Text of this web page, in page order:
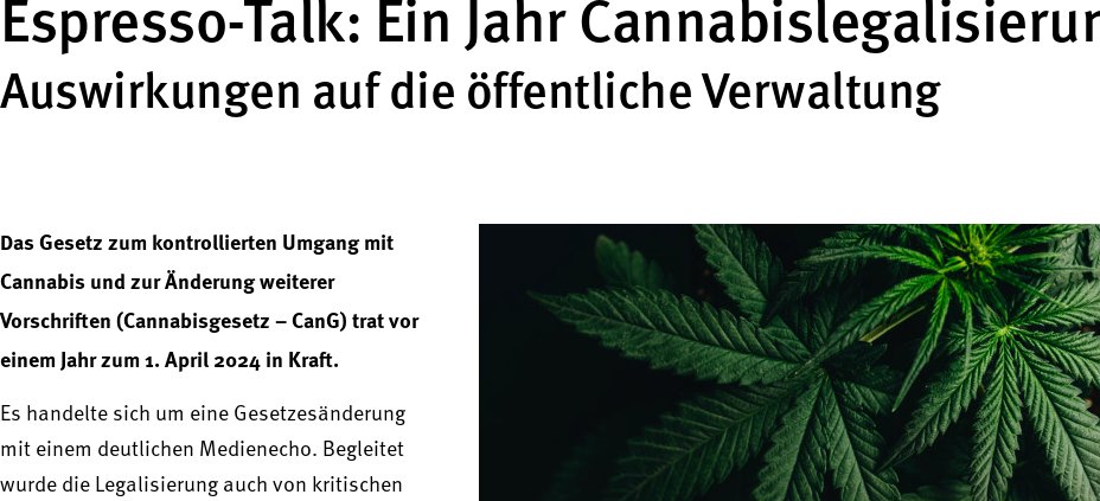
Espresso-Talk: Ein Jahr
Auswirkungen auf die öffentliche Verwaltung
Das Gesetz zum kontrollierten Umgang mit
Cannabis und zur Änderung weiterer
Vorschriften (Cannabisgesetz – CanG) trat vor
einem Jahr zum 1. April 2024 in Kraft.
Es handelte sich um eine Gesetzesänderung
mit einem deutlichen Medienecho. Begleitet
wurde die Legalisierung auch von kritischen